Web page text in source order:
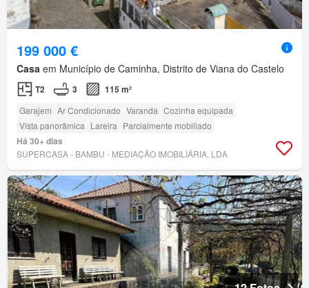
199 000 €
Casa em Município de Caminha, Distrito de Viana do Castelo
T2 3 115 m²
Garajem Ar Condicionado Varanda Cozinha equipada
Vista panorâmica Lareira Parcialmente mobiliado
Há 30+ dias
SUPERCASA - BAMBU - MEDIAÇÃO IMOBILIÁRIA, LDA